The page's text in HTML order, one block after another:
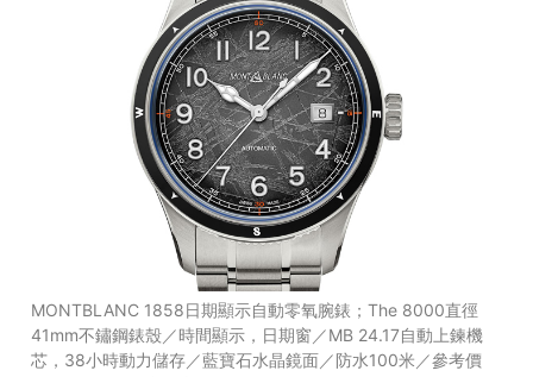
MONTBLANC 1858日期顯示自動零氧腕錶；The 8000直徑
41mm不鏽鋼錶殼／時間顯示，日期窗／MB 24.17自動上鍊機
芯，38小時動力儲存／藍寶石水晶鏡面／防水100米／參考價